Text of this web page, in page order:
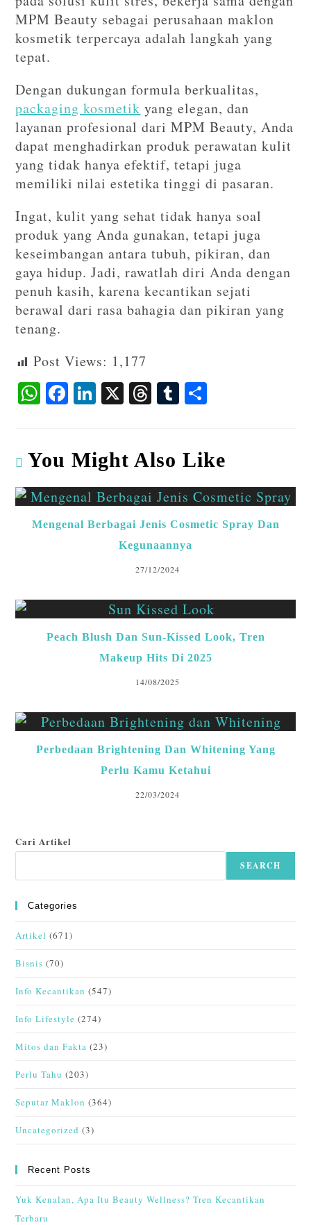
MPM Beauty sebagai perusahaan maklon
kosmetik terpercaya adalah langkah yang
tepat.
Dengan dukungan formula berkualitas,
packaging kosmetik yang elegan, dan
layanan profesional dari MPM Beauty, Anda
dapat menghadirkan produk perawatan kulit
yang tidak hanya efektif, tetapi juga
memiliki nilai estetika tinggi di pasaran.
Ingat, kulit yang sehat tidak hanya soal
produk yang Anda gunakan, tetapi juga
keseimbangan antara tubuh, pikiran, dan
gaya hidup. Jadi, rawatlah diri Anda dengan
penuh kasih, karena kecantikan sejati
berawal dari rasa bahagia dan pikiran yang
tenang.
Post Views: 1,177
W
ha
A
p
p
F
ac
o
o
k
Li
n
dI
n
X T
hr
ds
T
u
bl
r
You Might Also Like
Mengenal Berbagai Jenis Cosmetic Spray Dan
Kegunaannya
27/12/2024
Peach Blush Dan Sun-Kissed Look, Tren
Makeup Hits Di 2025
14/08/2025
Perbedaan Brightening Dan Whitening Yang
Perlu Kamu Ketahui
22/03/2024
Cari Artikel
SEARCH
Categories
Artikel (671)
Bisnis (70)
Info Kecantikan (547)
Info Lifestyle (274)
Mitos dan Fakta (23)
Perlu Tahu (203)
Seputar Maklon (364)
Uncategorized (3)
Recent Posts
Yuk Kenalan, Apa Itu Beauty Wellness? Tren Kecantikan
Terbaru